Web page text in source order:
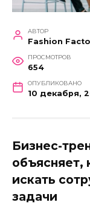
АВТОР
ПРОСМОТРОВ
654
ОПУБЛИКОВАНО
10 декабря,
Бизнес-
объясняет,
искать
задачи